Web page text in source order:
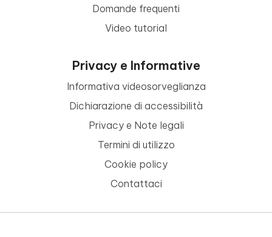
Domande frequenti
Video tutorial
Privacy e Informative
Informativa videosorveglianza
Dichiarazione di accessibilità
Privacy e Note legali
Termini di utilizzo
Cookie policy
Contattaci